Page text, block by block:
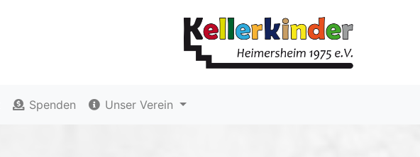
Spenden Unser Verein